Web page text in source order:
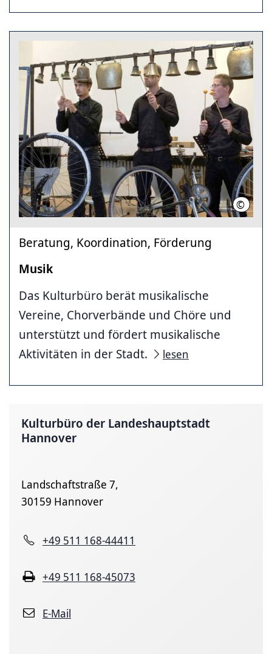
© Klaus
Beratung, Koordination, Förderung
Musik
Das Kulturbüro berät musikalische
Vereine, Chorverbände und Chöre und
unterstützt und fördert musikalische
Aktivitäten in der Stadt.
lesen
Kulturbüro der Landeshauptstadt
Hannover
Landschaftstraße 7,
30159 Hannover
+49 511 168-44411
+49 511 168-45073
E-Mail